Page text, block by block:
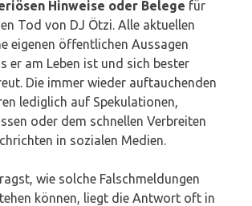
Hinweise oder Belege für
Tod von DJ Ötzi. Alle aktuellen
eigenen öffentlichen Aussagen
er am Leben ist und sich bester
Die immer wieder auftauchenden
lediglich auf Spekulationen,
oder dem schnellen Verbreiten
in sozialen Medien.
wie solche Falschmeldungen
können, liegt die Antwort oft in